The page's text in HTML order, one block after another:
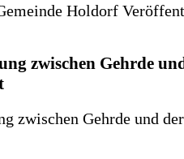
Holdorf
zwischen Gehrde